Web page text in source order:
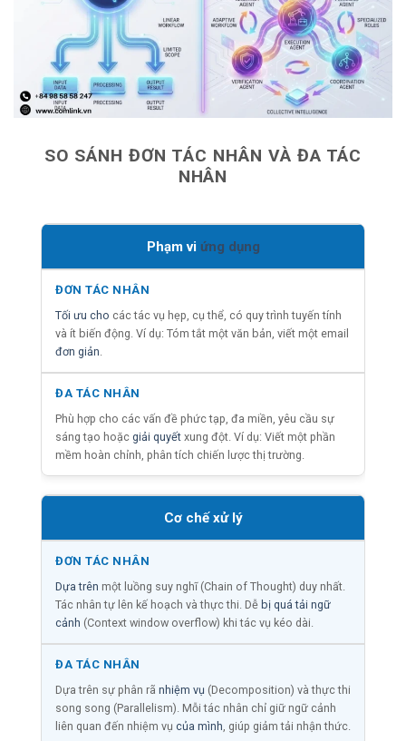
SO SÁNH ĐƠN TÁC NHÂN VÀ ĐA TÁC
NHÂN
Phạm vi ứng dụng
Tối ưu cho các tác vụ hẹp, cụ thể, có quy trình tuyến tính
và ít biến động. Ví dụ: Tóm tắt một văn bản, viết một email
đơn giản
Phù hợp cho các vấn đề phức tạp, đa miền, yêu cầu sự
sáng tạo hoặc giải quyết xung đột. Ví dụ: Viết một phần
mềm hoàn chỉnh, phân tích chiến lược thị trường.
Cơ chế xử lý
Dựa trên một luồng suy nghĩ (Chain of Thought) duy nhất.
Tác nhân tự lên kế hoạch và thực thi. Dễ bị quá tải ngữ
cảnh (Context window overflow) khi tác vụ kéo dài.
Dựa trên sự phân rã nhiệm vụ (Decomposition) và thực thi
song song (Parallelism). Mỗi tác nhân chỉ giữ ngữ cảnh
liên quan đến nhiệm vụ của mình , giúp giảm tải nhận thức.